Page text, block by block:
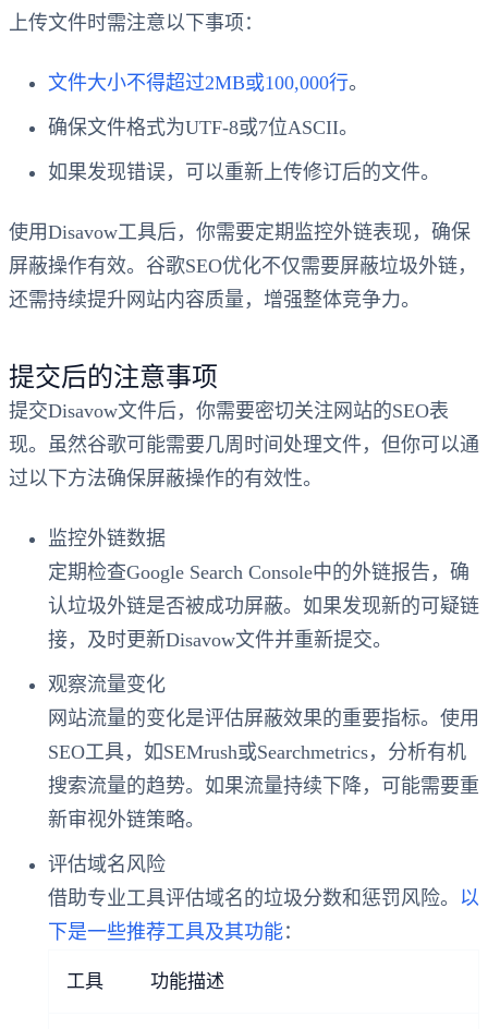
上传文件时需注意以下事项：
文件大小不得超过2MB或100,000行。
确保文件格式为UTF-8或7位ASCII。
如果发现错误，可以重新上传修订后的文件。
使用Disavow工具后，你需要定期监控外链表现，确保
屏蔽操作有效。谷歌SEO优化不仅需要屏蔽垃圾外链，
还需持续提升网站内容质量，增强整体竞争力。
提交后的注意事项
提交Disavow文件后，你需要密切关注网站的SEO表
现。虽然谷歌可能需要几周时间处理文件，但你可以通
过以下方法确保屏蔽操作的有效性。
监控外链数据
定期检查Google Search Console中的外链报告，确
认垃圾外链是否被成功屏蔽。如果发现新的可疑链
接，及时更新Disavow文件并重新提交。
观察流量变化
网站流量的变化是评估屏蔽效果的重要指标。使用
SEO工具，如SEMrush或Searchmetrics，分析有机
搜索流量的趋势。如果流量持续下降，可能需要重
新审视外链策略。
评估域名风险
借助专业工具评估域名的垃圾分数和惩罚风险。 以
下是一些推荐工具及其功能：
工具 功能描述